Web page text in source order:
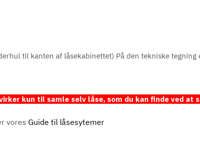
til kanten af låsekabinettet) På den tekniske tegning
kun til samle selv låse, som du kan finde ved at
vores Guide til låsesytemer